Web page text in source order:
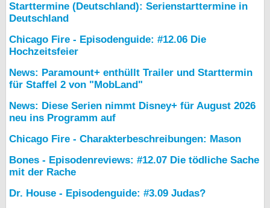
Starttermine (Deutschland): Serienstarttermine in
Deutschland
Chicago Fire - Episodenguide: #12.06 Die
Hochzeitsfeier
News: Paramount+ enthüllt Trailer und Starttermin
für Staffel 2 von "MobLand"
News: Diese Serien nimmt Disney+ für August 2026
neu ins Programm auf
Chicago Fire - Charakterbeschreibungen: Mason
Bones - Episodenreviews: #12.07 Die tödliche Sache
mit der Rache
Dr. House - Episodenguide: #3.09 Judas?